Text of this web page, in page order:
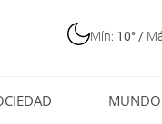
Mín: 10° /
MUNDO